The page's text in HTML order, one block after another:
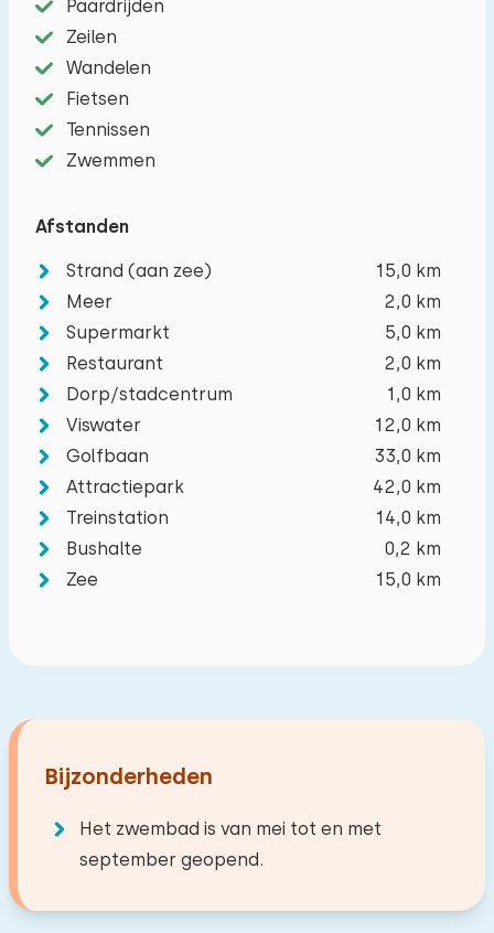
Bijzonderheden
Het zwembad is van mei tot en met
september geopend.
Paardrijden
Zeilen
Wandelen
Fietsen
Tennissen
Zwemmen
Afstanden
Strand (aan zee)
15,0 km
Meer
2,0 km
Supermarkt
5,0 km
Restaurant
2,0 km
Dorp/stadcentrum
1,0 km
Viswater
12,0 km
Golfbaan
33,0 km
Attractiepark
42,0 km
Treinstation
14,0 km
Bushalte
0,2 km
Zee
15,0 km